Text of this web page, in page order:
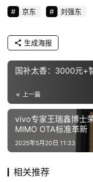
京东 刘强东
生成海报
国补太香：3000元+
上一篇
vivo专家王瑞鑫博士
MIMO OTA标准革新
2025年5月20日 11:33
相关推荐